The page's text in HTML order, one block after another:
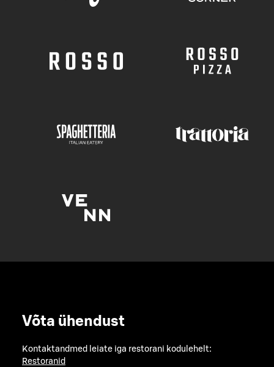
Võta ühendust
Kontaktandmed leiate iga restorani kodulehelt:
Restoranid